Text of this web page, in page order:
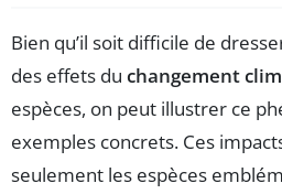
Bien qu’il soit difficile de
des effets du changement
espèces, on peut illustrer ce
exemples concrets. Ces
seulement les espèces